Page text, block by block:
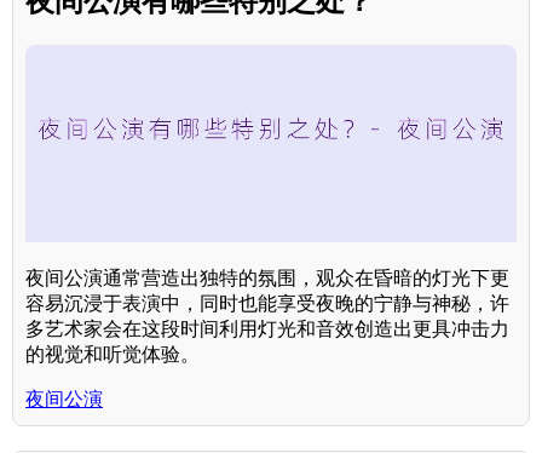
夜间公演通常营造出独特的氛围，观众在昏暗的灯光下更
容易沉浸于表演中，同时也能享受夜晚的宁静与神秘，许
多艺术家会在这段时间利用灯光和音效创造出更具冲击力
的视觉和听觉体验。
夜间公演